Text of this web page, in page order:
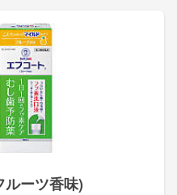
ルーツ香味)